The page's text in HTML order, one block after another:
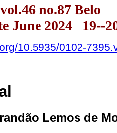
no.87 Belo
June 2024 19--
10.5935/0102-
Lemos de